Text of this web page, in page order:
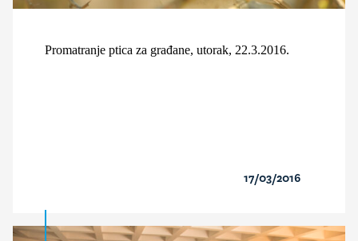
Promatranje ptica za građane, utorak, 22.3.2016.
17/03/2016